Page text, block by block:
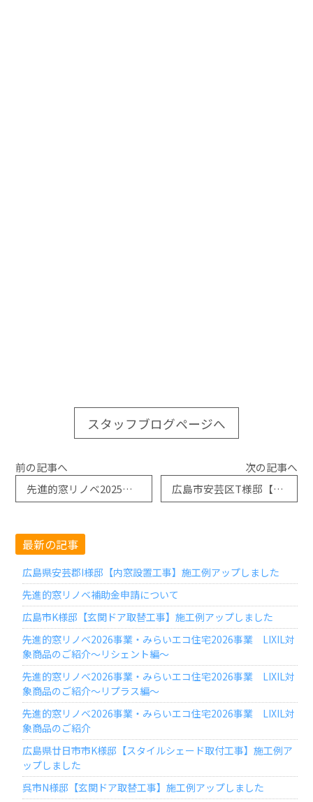
スタッフブログページへ
前の記事へ
先進的窓リノベ2025事業
次の記事へ
広島市安芸区T様邸【ガラス交換工事】施工例アップしました
最新の記事
広島県安芸郡I様邸【内窓設置工事】施工例アップしました
先進的窓リノベ補助金申請について
広島市K様邸【玄関ドア取替工事】施工例アップしました
先進的窓リノベ2026事業・みらいエコ住宅2026事業 LIXIL対
象商品のご紹介～リシェント編～
先進的窓リノベ2026事業・みらいエコ住宅2026事業 LIXIL対
象商品のご紹介～リプラス編～
先進的窓リノベ2026事業・みらいエコ住宅2026事業 LIXIL対
象商品のご紹介
広島県廿日市市K様邸【スタイルシェード取付工事】施工例ア
ップしました
呉市N様邸【玄関ドア取替工事】施工例アップしました